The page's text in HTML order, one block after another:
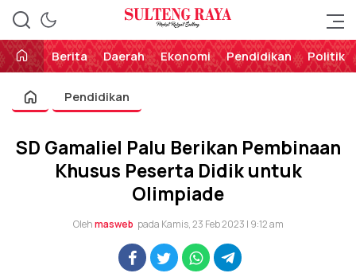
Sulteng Raya
Perekat Rakyat Sulteng
Berita
Daerah Ekonomi Pendidikan Politik
Pendidikan
SD Gamaliel Palu Berikan Pembinaan
Khusus Peserta Didik untuk
Olimpiade
Olehmasweb pada Kamis, 23 Feb 2023 | 9:12 am